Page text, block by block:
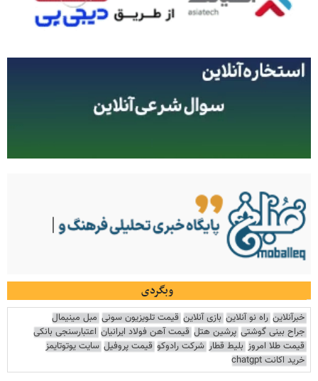
وبگردی
خبرآنلاین راه نو آنلاین بازی آنلاین قیمت تلویزیون سونی مبل مینیمال
جراح بینی گوشتی پرشین هتل قیمت آهن فولاد ایرانیان اعتبارسنجی بانکی
قیمت طلا امروز بلیط قطار شرکت رادوکو قیمت پروفیل سایت یوتوتایمز
خرید اکانت chatgpt